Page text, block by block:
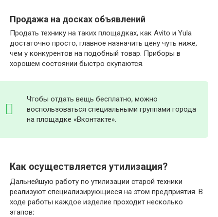
Продажа на досках объявлений
Продать технику на таких площадках, как Avito и Yula
достаточно просто, главное назначить цену чуть ниже,
чем у конкурентов на подобный товар. Приборы в
хорошем состоянии быстро скупаются.
Чтобы отдать вещь бесплатно, можно
воспользоваться специальными группами города
на площадке «Вконтакте».
Как осуществляется утилизация?
Дальнейшую работу по утилизации старой техники
реализуют специализирующиеся на этом предприятия. В
ходе работы каждое изделие проходит несколько
этапов: